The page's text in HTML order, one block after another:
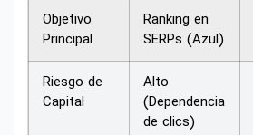
Objetivo
Principal
Ranking en
SERPs (Azul)
Riesgo de
Capital
Alto
(Dependencia
de clics)